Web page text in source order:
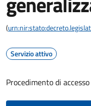
(
Servizio attivo
Procedimento di